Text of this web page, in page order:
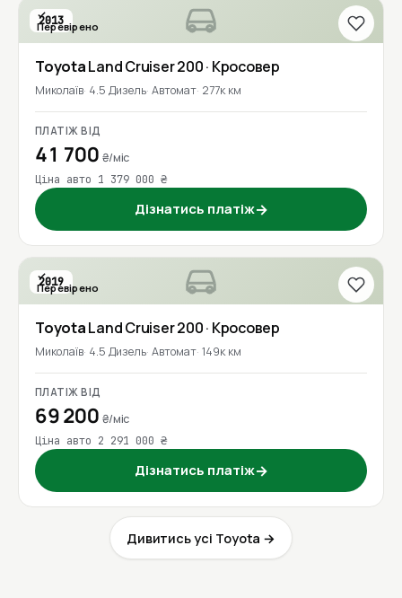
2013
Перевірено
ToyotaLand Cruiser 200· Кросовер
Миколаїв 4.5 Дизель Автомат 277к км
ПЛАТІЖ ВІД
41 700 ₴/міс
Ціна авто 1 379 000 ₴
Дізнатись платіж→
2019
Перевірено
ToyotaLand Cruiser 200· Кросовер
Миколаїв 4.5 Дизель Автомат 149к км
ПЛАТІЖ ВІД
69 200 ₴/міс
Ціна авто 2 291 000 ₴
Дізнатись платіж→
Дивитись усі Toyota →